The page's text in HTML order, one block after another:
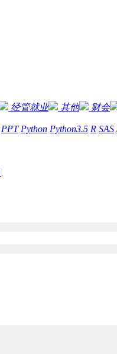
经管就业 其他 财会
PPT Python Python3.5 R SAS